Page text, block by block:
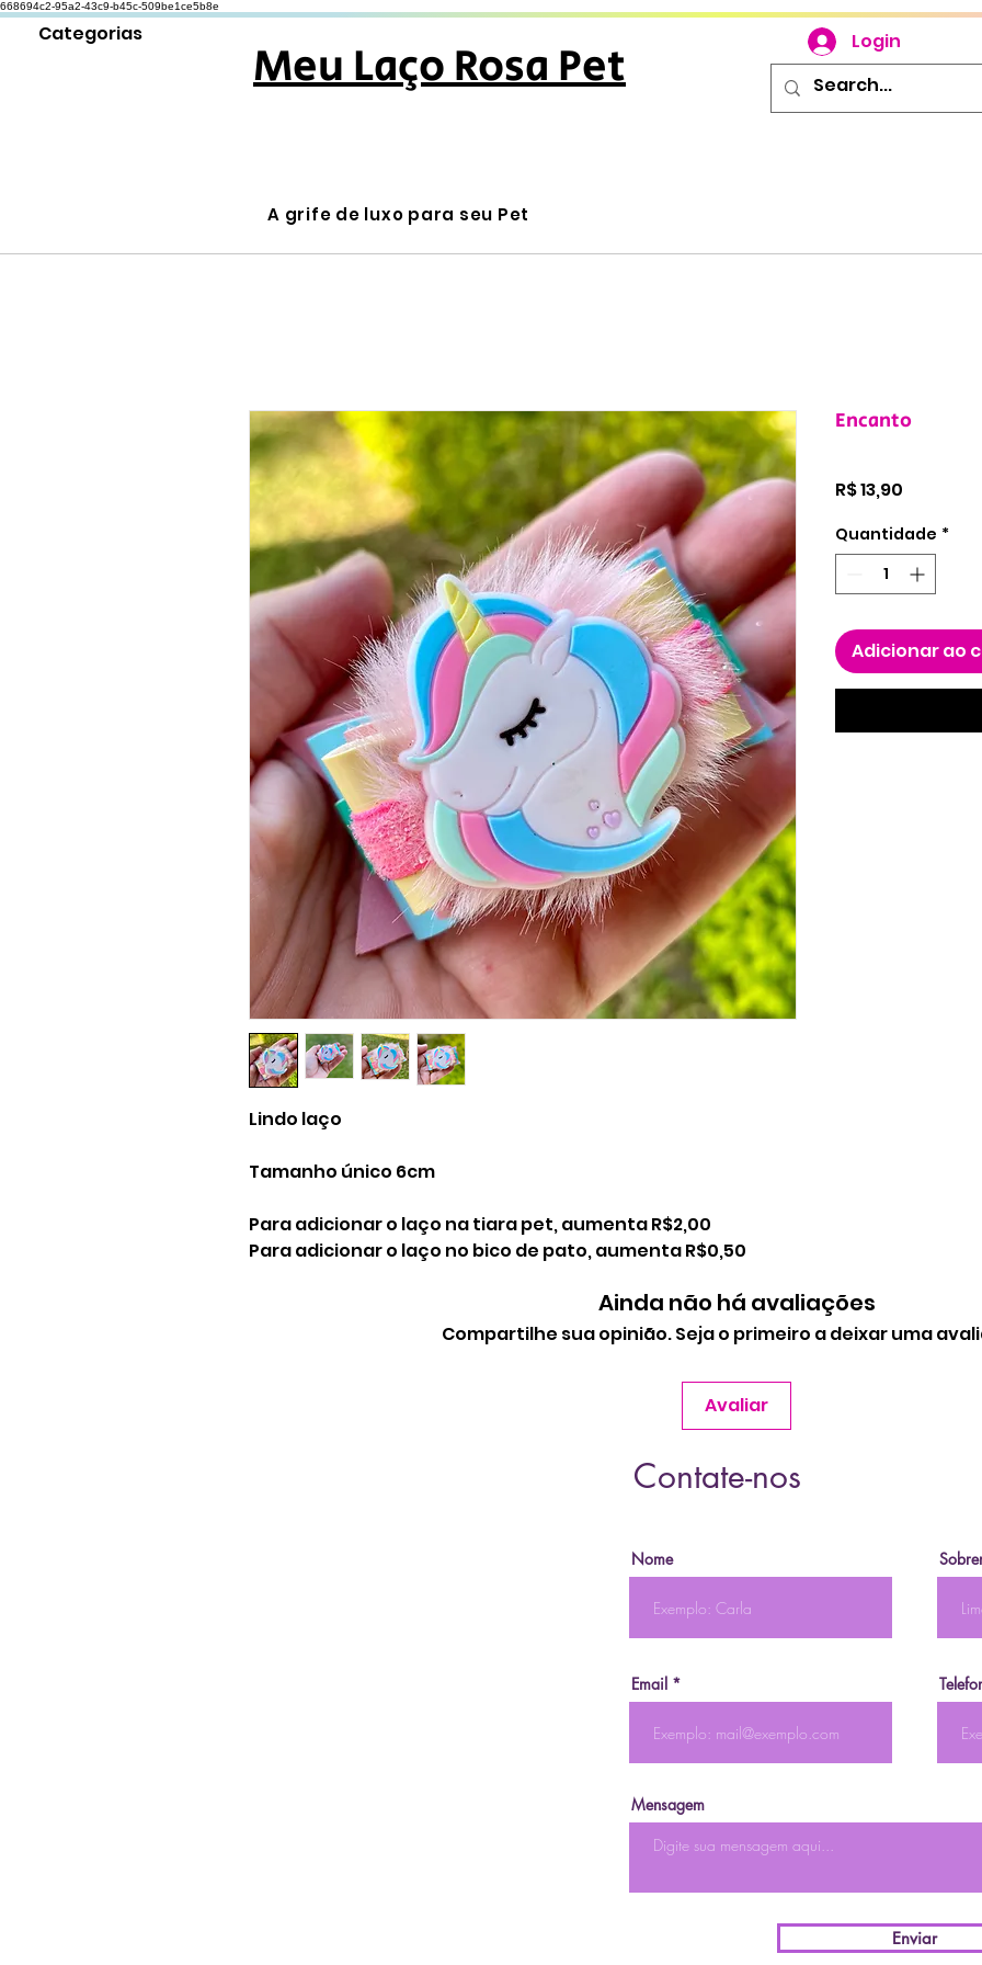
668694c2-95a2-43c9-b45c-509be1ce5b8e
Categorias
Meu Laço Rosa Pet Login
A grife de luxo para seu Pet
Lindo laço
Tamanho único 6cm
Para adicionar o laço na tiara pet, aumenta R$2,00
Para adicionar o laço no bico de pato, aumenta R$0,50
Encanto
R$ 13,90
Quantidade *
Adicionar ao
Ainda não há avaliações
Compartilhe sua opinião. Seja o primeiro a deixar uma
Avaliar
Contate-nos
Nome
Email
Mensagem
Enviar